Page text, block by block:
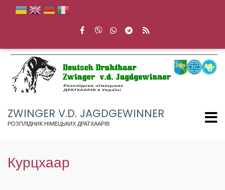
Перейти
ZWINGER V.D. JAGDGEWINNER
РОЗПЛІДНИК НІМЕЦЬКИХ ДРАТХААРІВ
Курцхаар